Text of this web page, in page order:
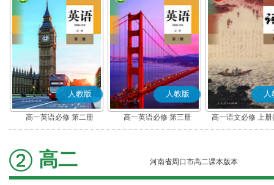
人教版
高一英语必修 第二册
人教版
高一英语必修 第三册
人
高一语文必修 上
高二 河南省周口市高二课本版本